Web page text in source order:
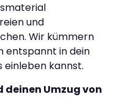
und
Wir kümmern
entspannt in dein
einleben kannst.
Umzug von